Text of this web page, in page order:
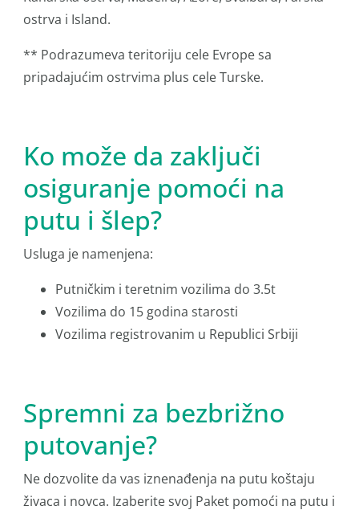
ostrva i Island.
** Podrazumeva teritoriju cele Evrope sa
pripadajućim ostrvima plus cele Turske.
Ko može da zaključi
osiguranje pomoći na
putu i šlep?
Usluga je namenjena:
Putničkim i teretnim vozilima do 3.5t
Vozilima do 15 godina starosti
Vozilima registrovanim u Republici Srbiji
Spremni za bezbrižno
putovanje?
Ne dozvolite da vas iznenađenja na putu koštaju
živaca i novca. Izaberite svoj Paket pomoći na putu i